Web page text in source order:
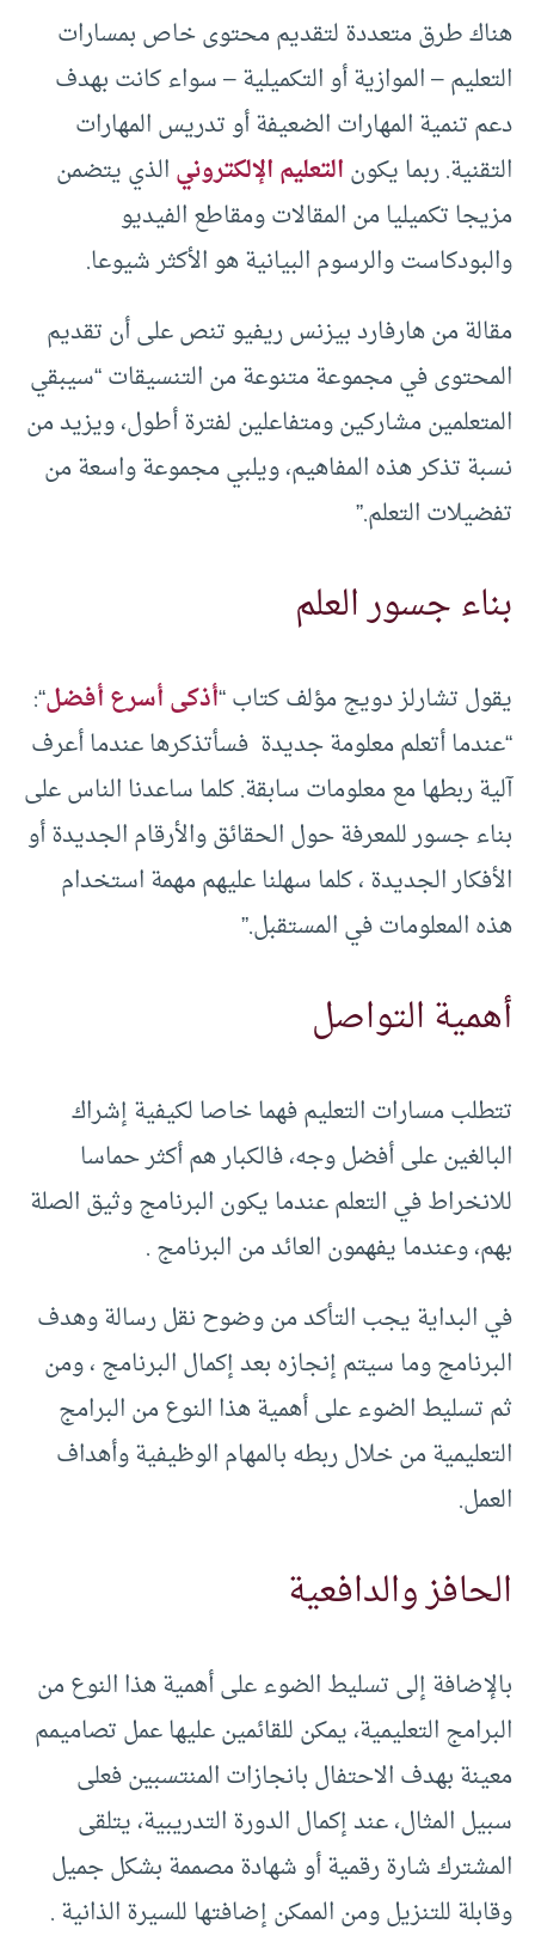
هناك طرق متعددة لتقديم محتوى خاص بمسارات
التعليم – الموازية أو التكميلية – سواء كانت بهدف
دعم تنمية المهارات الضعيفة أو تدريس المهارات
التقنية. ربما يكونالتعليم الإلكترونيالذي يتضمن
مزيجا تكميليا من المقالات ومقاطع الفيديو
والبودكاست والرسوم البيانية هو الأكثر شيوعا.
مقالة من هارفارد بيزنس ريفيو تنص على أن تقديم
المحتوى في مجموعة متنوعة من التنسيقات “سيبقي
المتعلمين مشاركين ومتفاعلين لفترة أطول، ويزيد من
نسبة تذكر هذه المفاهيم، ويلبي مجموعة واسعة من
تفضيلات التعلم.”
بناء جسور العلم
يقول تشارلز دويج مؤلف كتاب “أذكى أسرع أفضل“:
“عندما أتعلم معلومة جديدة فسأتذكرها عندما أعرف
آلية ربطها مع معلومات سابقة. كلما ساعدنا الناس على
بناء جسور للمعرفة حول الحقائق والأرقام الجديدة أو
الأفكار الجديدة ، كلما سهلنا عليهم مهمة استخدام
هذه المعلومات في المستقبل.”
أهمية التواصل
تتطلب مسارات التعليم فهما خاصا لكيفية إشراك
البالغين على أفضل وجه، فالكبار هم أكثر حماسا
للانخراط في التعلم عندما يكون البرنامج وثيق الصلة
بهم، وعندما يفهمون العائد من البرنامج .
في البداية يجب التأكد من وضوح نقل رسالة وهدف
البرنامج وما سيتم إنجازه بعد إكمال البرنامج ، ومن
ثم تسليط الضوء على أهمية هذا النوع من البرامج
التعليمية من خلال ربطه بالمهام الوظيفية وأهداف
العمل.
الحافز والدافعية
بالإضافة إلى تسليط الضوء على أهمية هذا النوع من
البرامج التعليمية، يمكن للقائمين عليها عمل تصاميمم
معينة بهدف الاحتفال بانجازات المنتسبين فعلى
سبيل المثال، عند إكمال الدورة التدريبية، يتلقى
المشترك شارة رقمية أو شهادة مصممة بشكل جميل
وقابلة للتنزيل ومن الممكن إضافتها للسيرة الذانية .